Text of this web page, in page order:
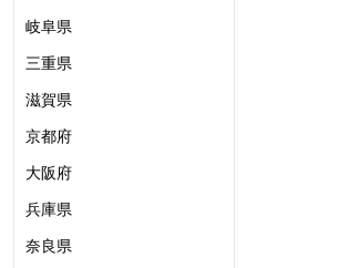
岐阜県
三重県
滋賀県
京都府
大阪府
兵庫県
奈良県